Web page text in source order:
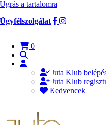
Ugrás a tartalomra
Ügyfélszolgálat
0
Juta Klub
Juta Klub
Kedvencek